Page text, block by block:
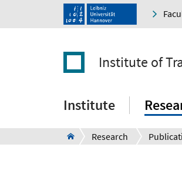
Institute of
Institute
Research